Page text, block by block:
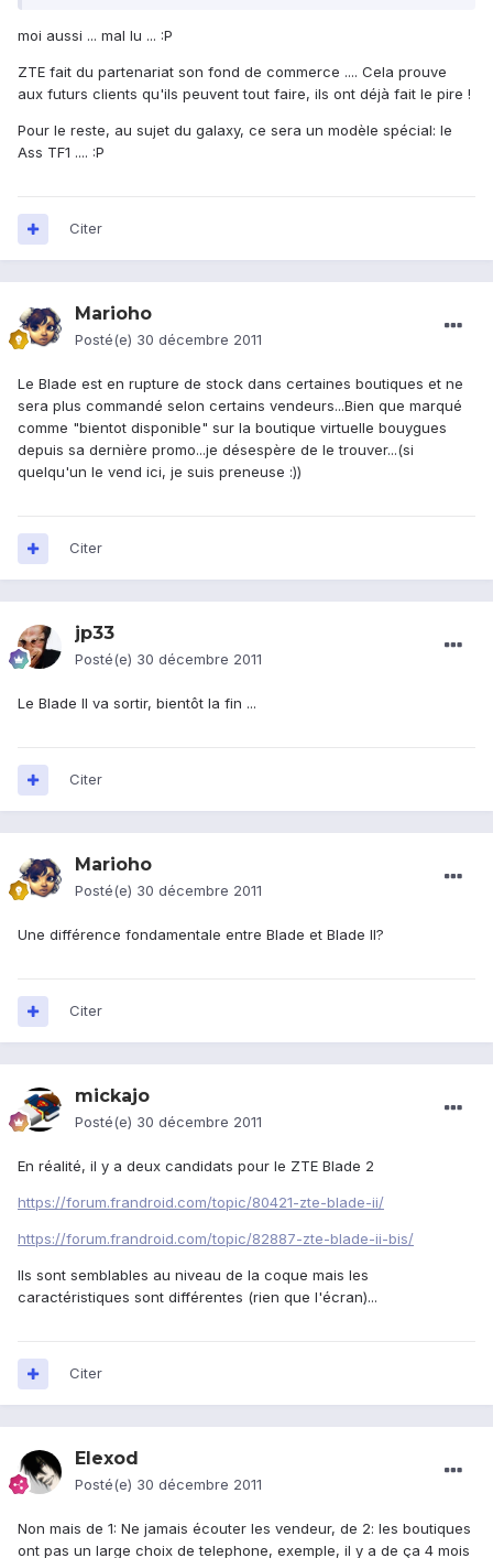
moi aussi ... mal lu ... :P
ZTE fait du partenariat son fond de commerce .... Cela prouve
aux futurs clients qu'ils peuvent tout faire, ils ont déjà fait le pire !
Pour le reste, au sujet du galaxy, ce sera un modèle spécial: le
Ass TF1 .... :P
Citer
Marioho
Posté(e) 30 décembre 2011
Le Blade est en rupture de stock dans certaines boutiques et ne
sera plus commandé selon certains vendeurs...Bien que marqué
comme "bientot disponible" sur la boutique virtuelle bouygues
depuis sa dernière promo...je désespère de le trouver...(si
quelqu'un le vend ici, je suis preneuse :))
Citer
jp33
Posté(e) 30 décembre 2011
Le Blade II va sortir, bientôt la fin ...
Citer
Marioho
Posté(e) 30 décembre 2011
Une différence fondamentale entre Blade et Blade II?
Citer
mickajo
Posté(e) 30 décembre 2011
En réalité, il y a deux candidats pour le ZTE Blade 2
https://forum.frandroid.com/topic/80421-zte-blade-ii/
https://forum.frandroid.com/topic/82887-zte-blade-ii-bis/
Ils sont semblables au niveau de la coque mais les
caractéristiques sont différentes (rien que l'écran)...
Citer
Elexod
Posté(e) 30 décembre 2011
Non mais de 1: Ne jamais écouter les vendeur, de 2: les boutiques
ont pas un large choix de telephone, exemple, il y a de ça 4 mois